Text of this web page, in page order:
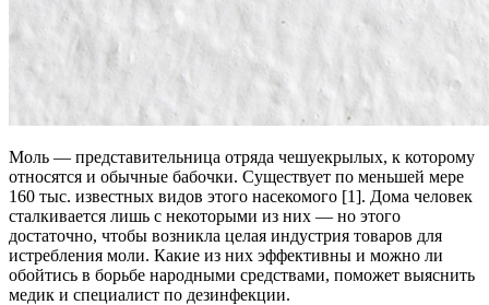
Моль — представительница отряда чешуекрылых, к которому
относятся и обычные бабочки. Существует по меньшей мере
160 тыс. известных видов этого насекомого [1]. Дома человек
сталкивается лишь с некоторыми из них — но этого
достаточно, чтобы возникла целая индустрия товаров для
истребления моли. Какие из них эффективны и можно ли
обойтись в борьбе народными средствами, поможет выяснить
медик и специалист по дезинфекции.